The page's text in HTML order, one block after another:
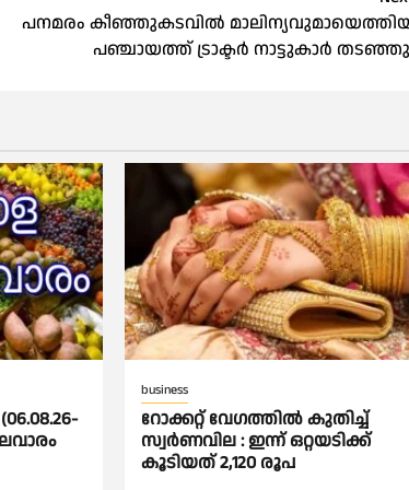
പനമരം കീഞ്ഞുകടവിൽ
പഞ്ചായത്ത് ട്രാക്ടർ നാട്ടുകാർ
business
റോക്കറ്റ് വേഗത്തില്‍ കുതിച്ച്
സ്വര്‍ണവില : ഇന്ന് ഒറ്റയടിക്ക്
കൂടിയത് 2,120 രൂപ